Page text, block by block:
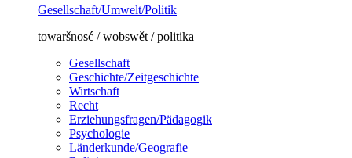
Gesellschaft/Umwelt/Politik
towaršnosć / wobswět / politika
Gesellschaft
Geschichte/Zeitgeschichte
Wirtschaft
Recht
Erziehungsfragen/Pädagogik
Psychologie
Länderkunde/Geografie